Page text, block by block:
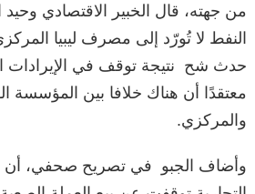
من جهته، قال الخبير الاقتصادي وحيد
النفط لا تُورّد إلى مصرف ليبيا
حدث شح نتيجة توقف في الإيرادات
معتقدًا أن هناك خلافا بين المؤسسة
والمركزي.
وأضاف الجبو في تصريح صحفي،